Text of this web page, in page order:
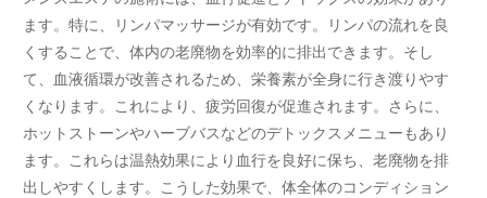
ます。特に、リンパマッサージが有効です。リンパの流れを良
くすることで、体内の老廃物を効率的に排出できます。そし
て、血液循環が改善されるため、栄養素が全身に行き渡りやす
くなります。これにより、疲労回復が促進されます。さらに、
ホットストーンやハーブバスなどのデトックスメニューもあり
ます。これらは温熱効果により血行を良好に保ち、老廃物を排
出しやすくします。こうした効果で、体全体のコンディション